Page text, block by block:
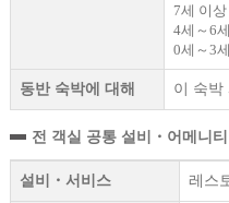
7세 이상
4세～6세
0세～3세
동반 숙박에 대해 이 숙박
전 객실 공통 설비・어메니티
설비・서비스 레스